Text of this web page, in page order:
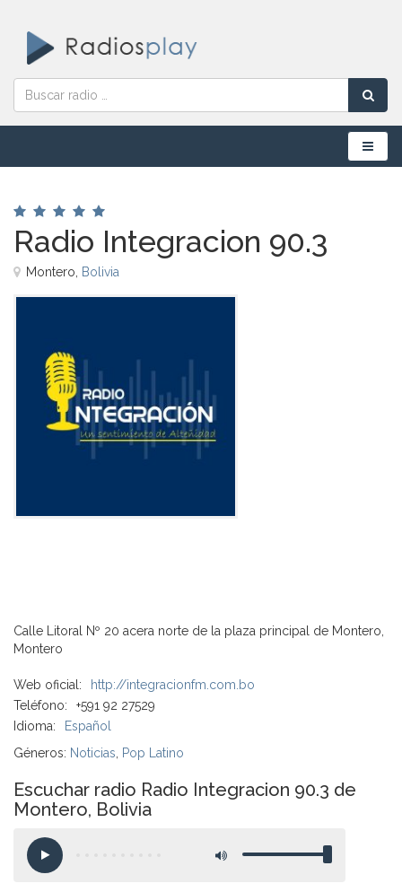
Menú
Radio Integracion 90.3
Montero, Bolivia
Calle Litoral Nº 20 acera norte de la plaza principal de Montero,
Montero
Web oficial:
http://integracionfm.com.bo
Teléfono:
+591 92 27529
Idioma:
Español
Géneros: Noticias Pop Latino
Escuchar radio Radio Integracion 90.3 de
Montero, Bolivia